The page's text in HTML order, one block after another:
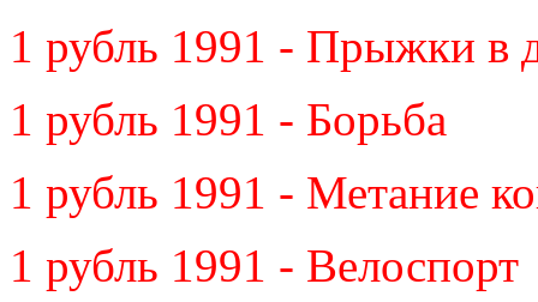
1 рубль 1991 - Прыжки в
1 рубль 1991 - Борьба
1 рубль 1991 - Метание
1 рубль 1991 - Велоспорт